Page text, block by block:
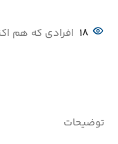
18 افرادی که هم
توضیحات